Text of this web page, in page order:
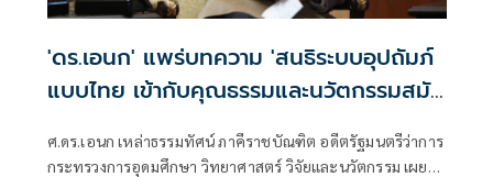
'ดร.เอนก' แพร่บทความ 'สนธิระบบอุปถัมภ์
แบบไทย เข้ากับคุณธรรมและนวัตกรรมสมัย
ศ.ดร.เอนก เหล่าธรรมทัศน์ ภาคีราชบัณฑิต อดีตรัฐมนตรีว่าการ
กระทรวงการอุดมศึกษา วิทยาศาสตร์ วิจัยและนวัตกรรม เผย